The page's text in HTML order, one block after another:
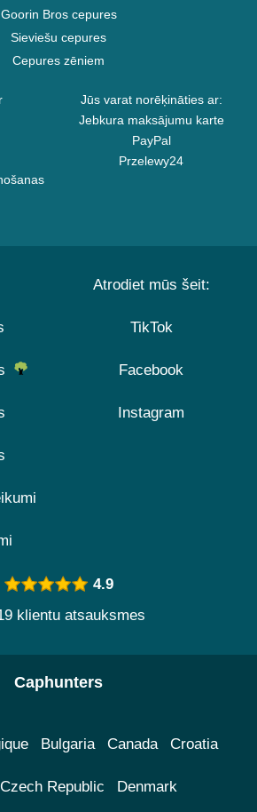
Goorin Bros cepures
Sieviešu cepures
Cepures zēniem
Jūs varat norēķināties ar:
Jebkura maksājumu karte
PayPal
Przelewy24
Atrodiet mūs šeit:
TikTok
Facebook
Instagram
4.9
klientu atsauksmes
Caphunters
Bulgaria Canada Croatia
Czech Republic Denmark